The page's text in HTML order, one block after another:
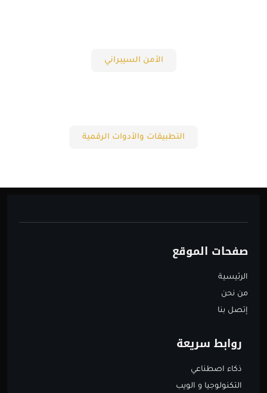
الأمن السيبراني
التطبيقات والأدوات الرقمية
صفحات الموقع
الرئيسية
من نحن
إتصل بنا
روابط سريعة
ذكاء اصطناعي
التكنولوجيا و الويب